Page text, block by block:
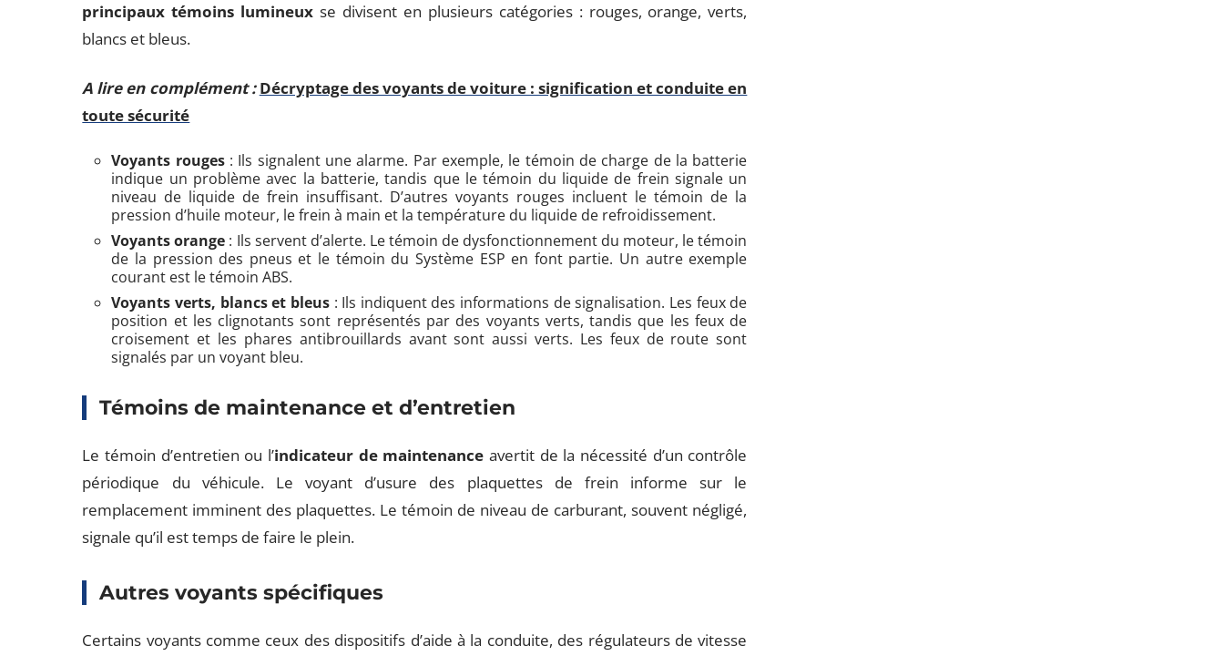
principaux témoins lumineux se divisent en plusieurs catégories : rouges, orange, verts,
blancs et bleus.
A lire en complément : Décryptage des voyants de voiture : signification et conduite en
toute sécurité
Voyants rouges: Ils signalent une alarme. Par exemple, le témoin de charge de la batterie
indique un problème avec la batterie, tandis que le témoin du liquide de frein signale un
niveau de liquide de frein insuffisant. D’autres voyants rouges incluent le témoin de la
pression d’huile moteur, le frein à main et la température du liquide de refroidissement.
Voyants orange : Ils servent d’alerte. Le témoin de dysfonctionnement du moteur, le témoin
de la pression des pneus et le témoin du Système ESP en font partie. Un autre exemple
courant est le témoin ABS.
Voyants verts, blancs et bleus: Ils indiquent des informations de signalisation. Les feux de
position et les clignotants sont représentés par des voyants verts, tandis que les feux de
croisement et les phares antibrouillards avant sont aussi verts. Les feux de route sont
signalés par un voyant bleu.
Témoins de maintenance et d’entretien
Le témoin d’entretien ou l’indicateur de maintenance avertit de la nécessité d’un contrôle
périodique du véhicule. Le voyant d’usure des plaquettes de frein informe sur le
remplacement imminent des plaquettes. Le témoin de niveau de carburant, souvent négligé,
signale qu’il est temps de faire le plein.
Autres voyants spécifiques
Certains voyants comme ceux des dispositifs d’aide à la conduite, des régulateurs de vitesse